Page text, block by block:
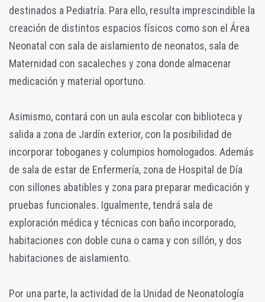
destinados a Pediatría. Para ello, resulta imprescindible la
creación de distintos espacios físicos como son el Área
Neonatal con sala de aislamiento de neonatos, sala de
Maternidad con sacaleches y zona donde almacenar
medicación y material oportuno.
Asimismo, contará con un aula escolar con biblioteca y
salida a zona de Jardín exterior, con la posibilidad de
incorporar toboganes y columpios homologados. Además
de sala de estar de Enfermería, zona de Hospital de Día
con sillones abatibles y zona para preparar medicación y
pruebas funcionales. Igualmente, tendrá sala de
exploración médica y técnicas con baño incorporado,
habitaciones con doble cuna o cama y con sillón, y dos
habitaciones de aislamiento.
Por una parte, la actividad de la Unidad de Neonatología